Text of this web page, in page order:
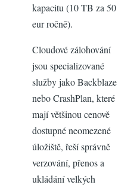
kapacitu (10 TB za 50
eur ročně).
Cloudové zálohování
jsou specializované
služby jako Backblaze
nebo CrashPlan, které
mají většinou cenově
dostupné neomezené
úložiště, řeší správně
verzování, přenos a
ukládání velkých